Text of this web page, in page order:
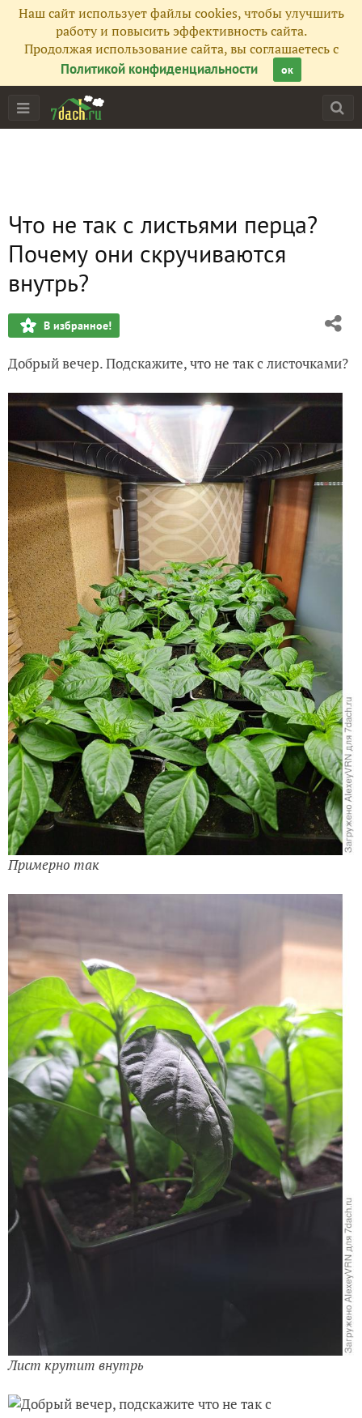
Наш сайт использует файлы cookies, чтобы улучшить
работу и повысить эффективность сайта.
Продолжая использование сайта, вы соглашаетесь с
Политикой конфиденциальности
ок
Что не так с листьями перца?
Почему они скручиваются
внутрь?
В избранное!
Добрый вечер. Подскажите, что не так с листочками?
Примерно так
Лист крутит внутрь